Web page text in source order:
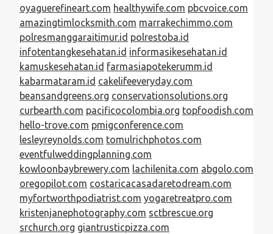
oyaguerefineart.com healthywife.com pbcvoice.com
amazingtimlocksmith.com marrakechimmo.com
polresmanggaraitimur.id polrestoba.id
infotentangkesehatan.id informasikesehatan.id
kamuskesehatan.id farmasiapotekerumm.id
kabarmataram.id cakelifeeveryday.com
beansandgreens.org conservationsolutions.org
curbearth.com pacificocolombia.org topfoodish.com
hello-trove.com pmigconference.com
lesleyreynolds.com tomulrichphotos.com
eventfulweddingplanning.com
kowloonbaybrewery.com lachilenita.com abgolo.com
oregopilot.com costaricacasadaretodream.com
myfortworthpodiatrist.com yogaretreatpro.com
kristenjanephotography.com sctbrescue.org
srchurch.org giantrusticpizza.com